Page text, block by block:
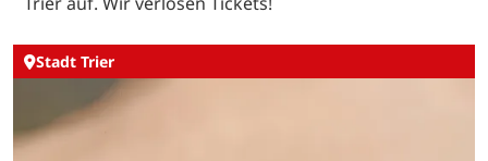
Stadt Trier